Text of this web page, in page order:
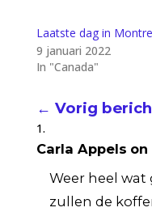
Laatste dag in
9 januari 2022
In "Canada"
← Vorig
Carla Appels on
Weer heel wat
zullen de